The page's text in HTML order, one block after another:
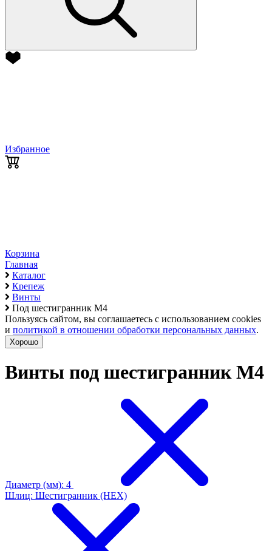
Избранное
Корзина
Главная
Каталог
Крепеж
Винты
Под шестигранник М4
Пользуясь сайтом, вы соглашаетесь с использованием cookies
и политикой в отношении обработки персональных данных.
Хорошо
Винты под шестигранник М4
Диаметр (мм): 4
Шлиц: Шестигранник (HEX)